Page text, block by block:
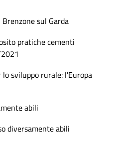
sul Garda
pratiche cementi
lo sviluppo rurale: l'Europa
abili
diversamente abili